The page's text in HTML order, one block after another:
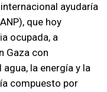
ayudaría
que hoy
ocupada, a
Gaza con
la energía y la
compuesto por